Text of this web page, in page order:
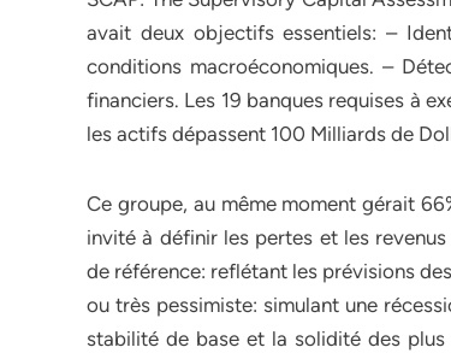
avait deux objectifs essentiels: –
conditions macroéconomiques. –
financiers. Les 19 banques requises à
les actifs dépassent 100 Milliards de
Ce groupe, au même moment gérait
invité à définir les pertes et les
de référence: reflétant les prévisions
ou très pessimiste: simulant une
stabilité de base et la solidité des